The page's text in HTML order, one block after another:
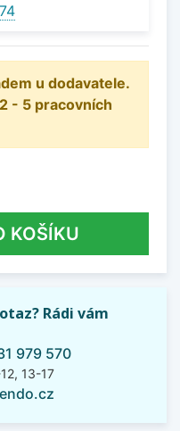
u dodavatele.
- 5 pracovních
KOŠÍKU
Rádi vám
979 570
13-17